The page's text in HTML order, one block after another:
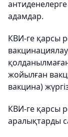
антиденелерге
адамдар.
КВИ-ге қарсы
жойылған
вакцина)
КВИ-ге қарсы
аралықтарды